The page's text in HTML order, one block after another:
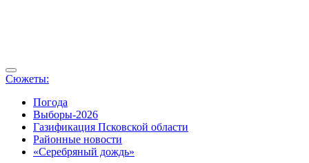
Сюжеты:
Погода
Выборы-2026
Газификация Псковской области
Районные новости
«Серебряный дождь»